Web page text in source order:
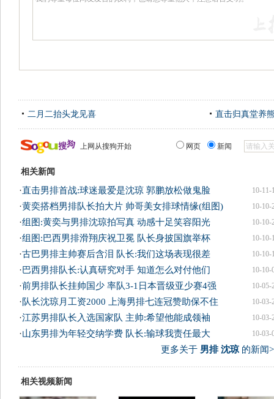
二月二抬头龙见喜 直击归真堂养
上网从搜狗开始 网页 新闻
相关新闻
10-11-
·直击男排首战:球迷最爱是沈琼 郭鹏放松做鬼脸
10-10-
·黄奕搭档男排队长拍大片 帅哥美女排球情缘(组图)
10-10-
·组图:黄奕与男排沈琼拍写真 动感十足笑容阳光
10-10-
·组图:巴西男排滑翔庆祝卫冕 队长身披国旗举杯
10-10-
·古巴男排主帅赛后含泪 队长:我们这场表现很差
10-10-
·巴西男排队长:认真研究对手 知道怎么对付他们
10-05-
·前男排队长挂帅国少 率队3-1日本晋级亚少赛4强
10-03-
·队长沈琼月工资2000 上海男排七连冠赞助保不住
10-03-
·江苏男排队长入选国家队 主帅:希望他能成领袖
10-03-
·山东男排为年轻交纳学费 队长:输球我责任最大
更多关于 男排 沈琼的新闻
相关视频新闻